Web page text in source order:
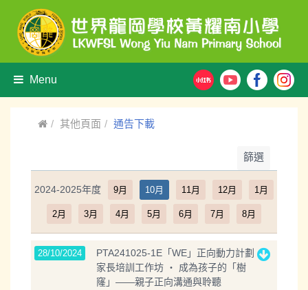
Menu
其他頁面 通告下載
篩選
2024-2025年度 9月 10月 11月 12月 1月
2月 3月 4月 5月 6月 7月 8月
28/10/2024
PTA241025-1E「WE」正向動力計劃
家長培訓工作坊 ‧ 成為孩子的「樹
窿」——親子正向溝通與聆聽